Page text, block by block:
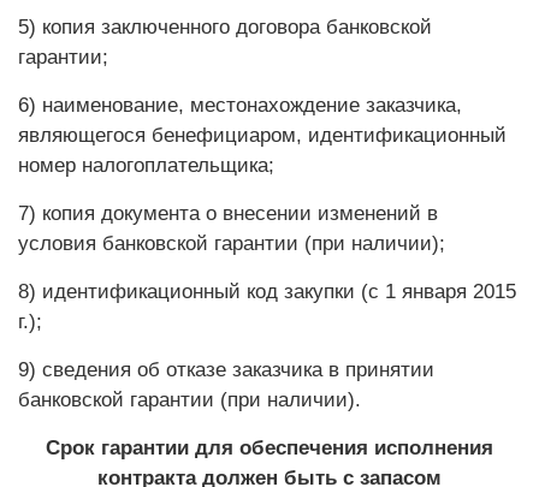
5) копия заключенного договора банковской
гарантии;
6) наименование, местонахождение заказчика,
являющегося бенефициаром, идентификационный
номер налогоплательщика;
7) копия документа о внесении изменений в
условия банковской гарантии (при наличии);
8) идентификационный код закупки (с 1 января 2015
г.);
9) сведения об отказе заказчика в принятии
банковской гарантии (при наличии).
Срок гарантии для обеспечения исполнения
контракта должен быть с запасом